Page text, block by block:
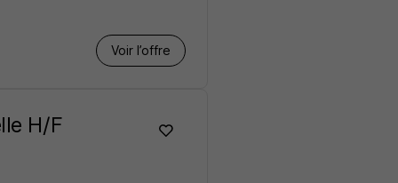
Voir l’offre
H/F